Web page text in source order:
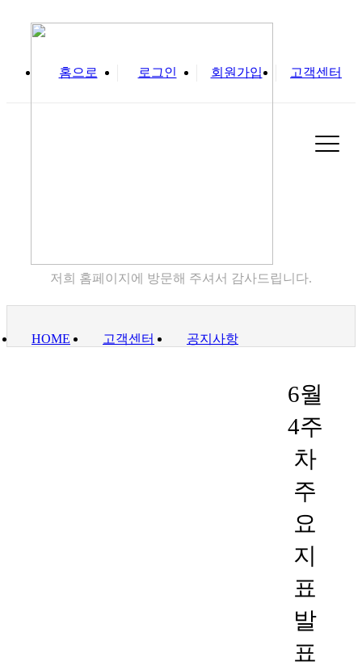
홈으로 로그인 회원가입 고객센터
저희 홈페이지에 방문해 주셔서 감사드립니다.
HOME 고객센터 공지사항
6월
4주
차
주
요
지
표
발
표